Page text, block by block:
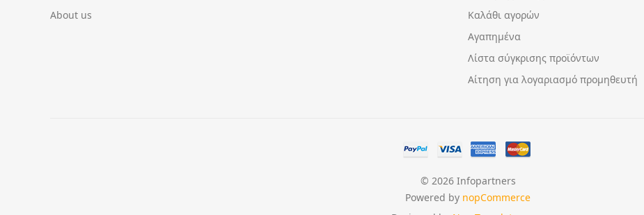
About us
Καλάθι αγορών
Αγαπημένα
Λίστα σύγκρισης προϊόντων
Αίτηση για λογαριασμό προμηθευτή
© 2026 Infopartners
Powered by nopCommerce